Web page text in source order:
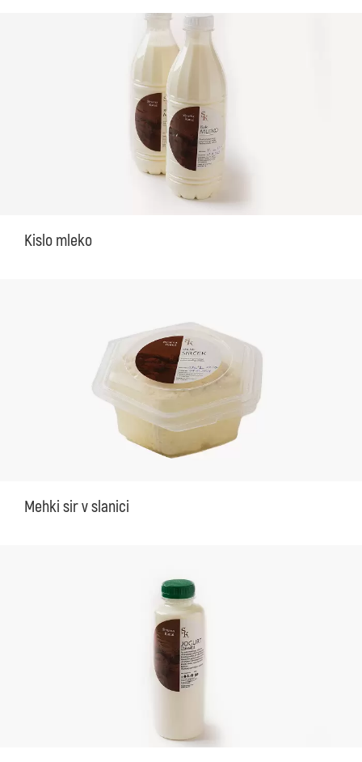
Kislo mleko
Mehki sir v slanici